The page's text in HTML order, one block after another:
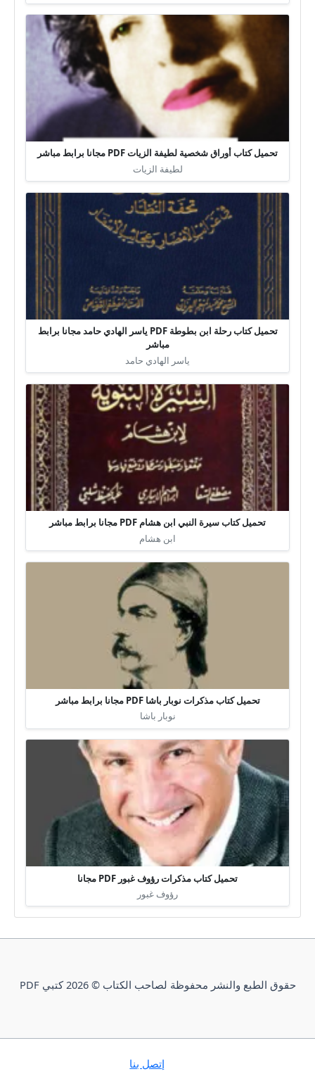
تحميل كتاب أوراق شخصية لطيفة الزيات PDF مجانا برابط مباشر
لطيفة الزيات
تحميل كتاب رحلة ابن بطوطة PDF ياسر الهادي حامد مجانا برابط
مباشر
ياسر الهادي حامد
تحميل كتاب سيرة النبي ابن هشام PDF مجانا برابط مباشر
ابن هشام
تحميل كتاب مذكرات نوبار باشا PDF مجانا برابط مباشر
نوبار باشا
تحميل كتاب مذكرات رؤوف غبور PDF مجانا
رؤوف غبور
حقوق الطبع والنشر محفوظة لصاحب الكتاب © 2026 كتبي PDF
إتصل بنا